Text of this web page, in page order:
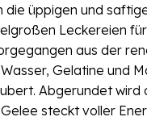
üppigen und
Leckereien
aus der
Gelatine
Abgerundet
steckt voller